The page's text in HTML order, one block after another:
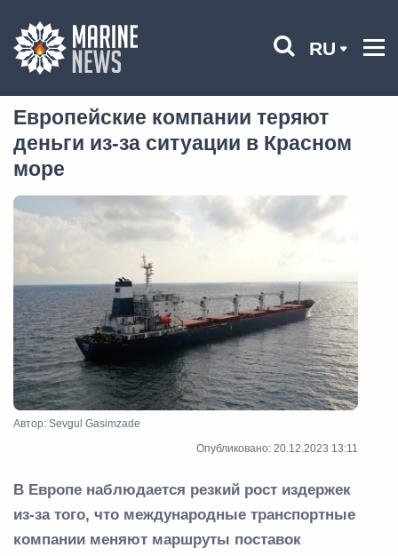
RU
Европейские компании теряют
деньги из-за ситуации в Красном
море
Автор: Sevgul Gasimzade
Опубликовано: 20.12.2023 13:11
В Европе наблюдается резкий рост издержек
из-за того, что международные транспортные
компании меняют маршруты поставок